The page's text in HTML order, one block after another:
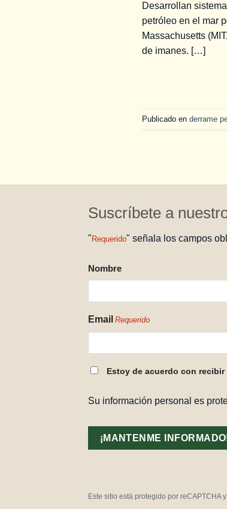
Desarrollan
petróleo en el mar
Massachusetts
de imanes. […]
Publicado en derrame
Suscríbete a
" Requerido" señala los campos
NOMBRE
REQUERIDO
Nombre
Email Requerido
CONSENTIMIENTO
Estoy de acuerdo con recibir
Su información personal es
Este sitio está protegido por reCAPTCHA